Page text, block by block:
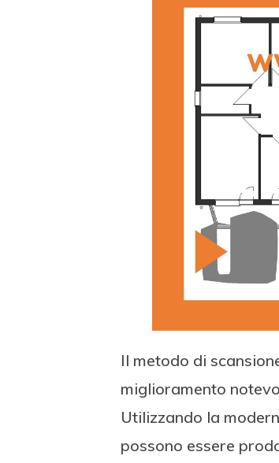
Il metodo di
miglioramento
Utilizzando la
possono essere